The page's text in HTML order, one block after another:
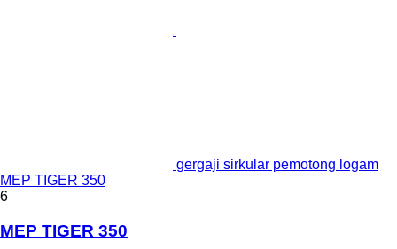
gergaji sirkular pemotong logam
MEP TIGER 350
6
MEP TIGER 350